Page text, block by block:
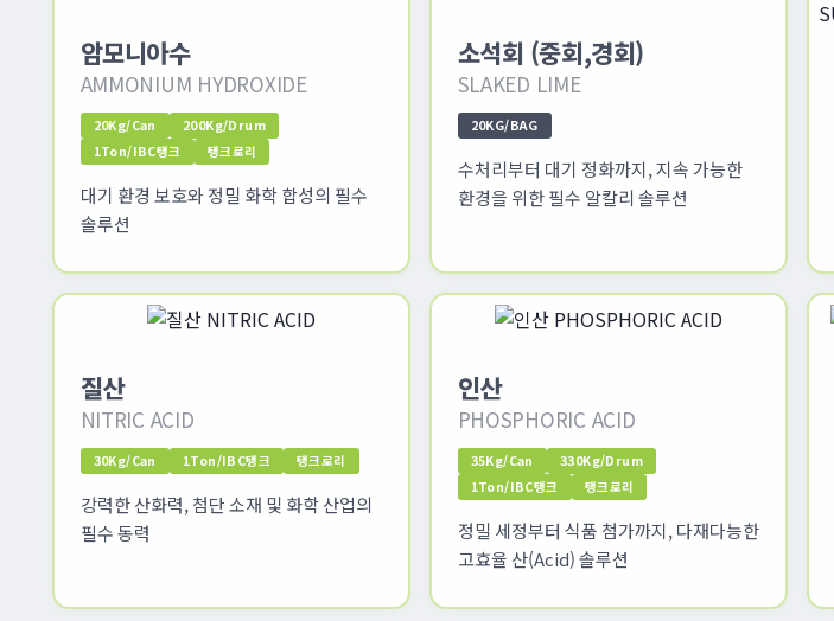
암모니아수
AMMONIUM HYDROXIDE
20Kg/Can
200Kg/Drum
1Ton/IBC탱크
탱크로리
대기 환경 보호와 정밀 화학 합성의 필수
솔루션
소석회 (중회,경회)
SLAKED LIME
20KG/BAG
수처리부터 대기 정화까지, 지속 가능한
환경을 위한 필수 알칼리 솔루션
질산
NITRIC ACID
30Kg/Can 1Ton/IBC탱크 탱크로리
강력한 산화력, 첨단 소재 및 화학 산업의
필수 동력
인산
PHOSPHORIC ACID
35Kg/Can
330Kg/Drum
1Ton/IBC탱크
탱크로리
정밀 세정부터 식품 첨가까지, 다재다능한
고효율 산(Acid) 솔루션